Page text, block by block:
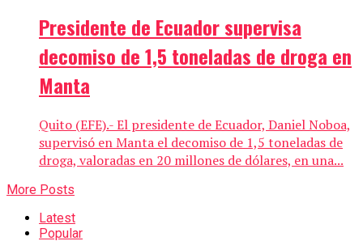
Presidente de Ecuador supervisa
decomiso de 1,5 toneladas de droga en
Manta
Quito (EFE).- El presidente de Ecuador, Daniel Noboa,
supervisó en Manta el decomiso de 1,5 toneladas de
droga, valoradas en 20 millones de dólares, en una...
More Posts
Latest
Popular